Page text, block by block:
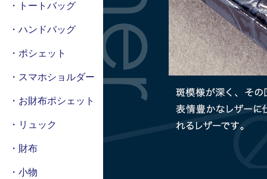
・トートバッグ
・ハンドバッグ
・ポシェット
・スマホショルダー
・お財布ポシェット
・リュック
・財布
・小物